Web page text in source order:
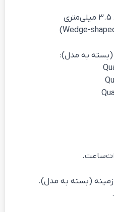
(بسته به مدل).